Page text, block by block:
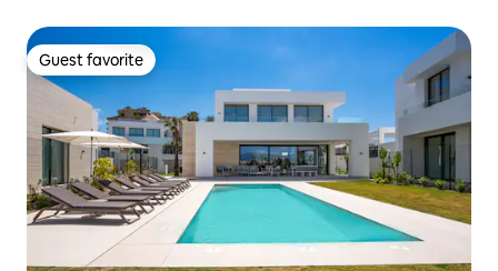
Guest favorite
Guest favorite